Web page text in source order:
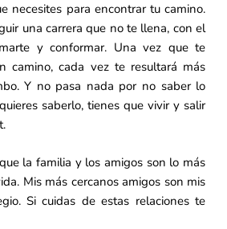
necesites para encontrar tu camino.
una carrera que no te llena, con el
y conformar. Una vez que te
camino, cada vez te resultará más
Y no pasa nada por no saber lo
saberlo, tienes que vivir y salir
la familia y los amigos son lo más
Mis más cercanos amigos son mis
Si cuidas de estas relaciones te